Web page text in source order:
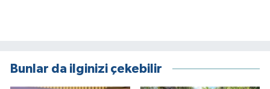
Bunlar da ilginizi çekebilir